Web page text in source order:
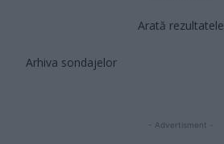
Arată rezultatele
Arhiva sondajelor
- Advertisment -